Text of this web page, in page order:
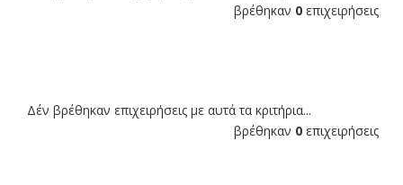
βρέθηκαν 0 επιχειρήσεις
Δέν βρέθηκαν επιχειρήσεις με αυτά τα κριτήρια...
βρέθηκαν 0 επιχειρήσεις